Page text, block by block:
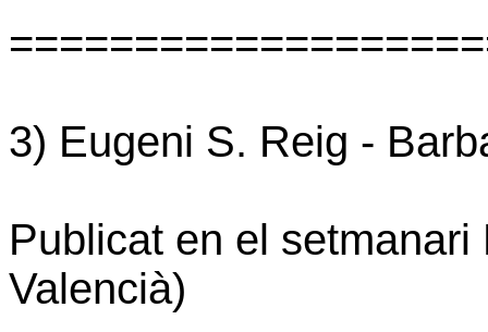
3) Eugeni S. Reig -
Publicat en el
Valencià)